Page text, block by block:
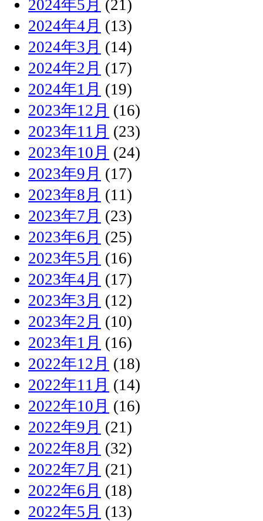
2024年5月 (21)
2024年4月 (13)
2024年3月 (14)
2024年2月 (17)
2024年1月 (19)
2023年12月 (16)
2023年11月 (23)
2023年10月 (24)
2023年9月 (17)
2023年8月 (11)
2023年7月 (23)
2023年6月 (25)
2023年5月 (16)
2023年4月 (17)
2023年3月 (12)
2023年2月 (10)
2023年1月 (16)
2022年12月 (18)
2022年11月 (14)
2022年10月 (16)
2022年9月 (21)
2022年8月 (32)
2022年7月 (21)
2022年6月 (18)
2022年5月 (13)